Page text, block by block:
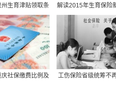
社保怎么办理
保缴费基数查询
城社保转移需要提供什么材
市医保报销比例
社保怎样转到苏州园区
生育津贴领取条
年泉州生育
解读2015年生育保险
社保缴费比例及
工伤保险省级统筹不